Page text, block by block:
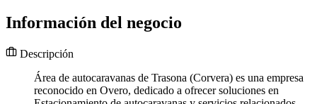
Información del negocio
Descripción
Área de autocaravanas de Trasona (Corvera) es una empresa
reconocido en Overo, dedicado a ofrecer soluciones en